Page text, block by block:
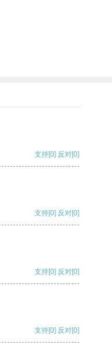
支持[0] 反对[0]
支持[0] 反对[0]
支持[0] 反对[0]
支持[0] 反对[0]